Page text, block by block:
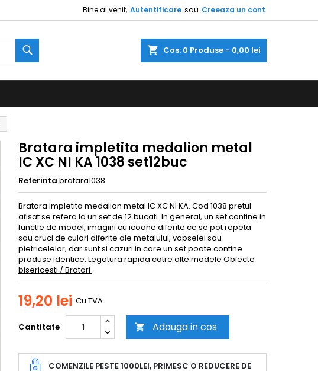
Bine ai venit, Autentificare sau Creeaza un cont
Cos 0 Produse - 0,00 lei
Bratara impletita medalion metal
IC XC NI KA 1038 set12buc
Referinta bratara1038
Bratara impletita medalion metal IC XC NI KA. Cod 1038 pretul
afisat se refera la un set de 12 bucati. In general, un set contine in
functie de model, imagini cu icoane diferite ce se pot repeta
sau cruci de culori diferite ale metalului, vopselei sau
pietricelelor, dar sunt si cazuri in care un set poate contine
produse identice. Legatura rapida catre alte modele Obiecte
bisericesti / Bratari .
19,20 lei Cu TVA
Cantitate  Adauga in cos
COMENZILE PESTE 1000LEI, PRIMESC O REDUCERE DE